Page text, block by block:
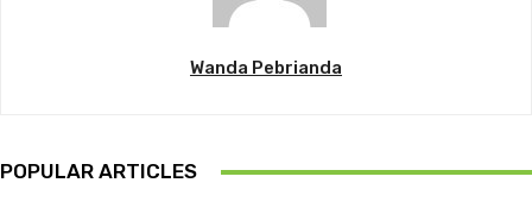
Wanda Pebrianda
POPULAR ARTICLES